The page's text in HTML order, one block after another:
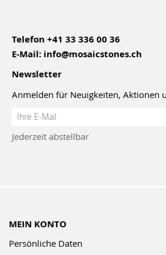
Telefon +41 33 336 00 36
E-Mail: info@mosaicstones.ch
Newsletter
Anmelden für Neuigkeiten, Aktionen
Anmeldung
Newsletter:
Jederzeit abstellbar
MEIN KONTO
Persönliche Daten